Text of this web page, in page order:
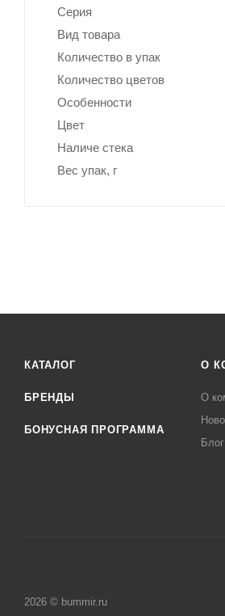
Серия
Вид товара
Количество в упак
Количество цветов
Особенности
Цвет
Наличе стека
Вес упак, г
КАТАЛОГ
БРЕНДЫ
БОНУСНАЯ ПРОГРАММА
О
О
Блог
2026 © bummir.ru